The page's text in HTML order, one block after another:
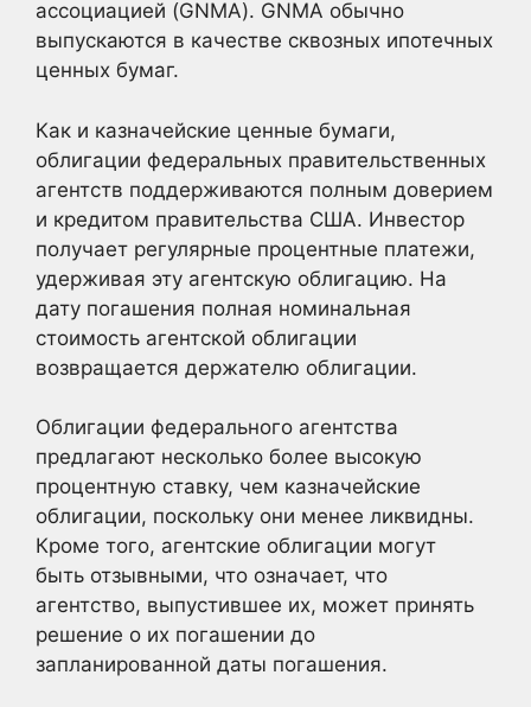
ассоциацией (GNMA). GNMA обычно
выпускаются в качестве сквозных ипотечных
ценных бумаг.
Как и казначейские ценные бумаги,
облигации федеральных правительственных
агентств поддерживаются полным доверием
и кредитом правительства США. Инвестор
получает регулярные процентные платежи,
удерживая эту агентскую облигацию. На
дату погашения полная номинальная
стоимость агентской облигации
возвращается держателю облигации.
Облигации федерального агентства
предлагают несколько более высокую
процентную ставку, чем казначейские
облигации, поскольку они менее ликвидны.
Кроме того, агентские облигации могут
быть отзывными, что означает, что
агентство, выпустившее их, может принять
решение о их погашении до
запланированной даты погашения.